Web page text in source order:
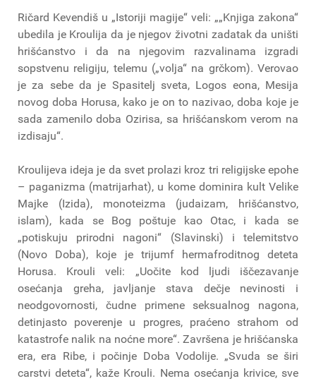
Ričard Kevendiš u „Istoriji magije“ veli: „„Knjiga zakona“
ubedila je Kroulija da je njegov životni zadatak da uništi
hrišćanstvo i da na njegovim razvalinama izgradi
sopstvenu religiju, telemu („volja“ na grčkom). Verovao
je za sebe da je Spasitelj sveta, Logos eona, Mesija
novog doba Horusa, kako je on to nazivao, doba koje je
sada zamenilo doba Ozirisa, sa hrišćanskom verom na
izdisaju“.
Kroulijeva ideja je da svet prolazi kroz tri religijske epohe
– paganizma (matrijarhat), u kome dominira kult Velike
Majke (Izida), monoteizma (judaizam, hrišćanstvo,
islam), kada se Bog poštuje kao Otac, i kada se
„potiskuju prirodni nagoni“ (Slavinski) i telemitstvo
(Novo Doba), koje je trijumf hermafroditnog deteta
Horusa. Krouli veli: „Uočite kod ljudi iščezavanje
osećanja greha, javljanje stava dečje nevinosti i
neodgovornosti, čudne primene seksualnog nagona,
detinjasto poverenje u progres, praćeno strahom od
katastrofe nalik na noćne more“. Završena je hrišćanska
era, era Ribe, i počinje Doba Vodolije. „Svuda se širi
carstvi deteta“, kaže Krouli. Nema osećanja krivice, sve